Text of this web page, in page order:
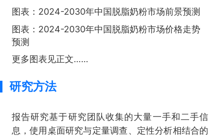
图表：2024-2030年中国脱脂奶粉市场前景预测
图表：2024-2030年中国脱脂奶粉市场价格走势
预测
更多图表见正文……
研究方法
报告研究基于研究团队收集的大量一手和二手信
息，使用桌面研究与定量调查、定性分析相结合的